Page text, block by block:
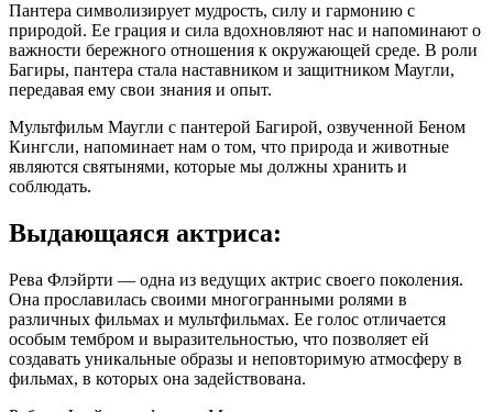
Пантера символизирует мудрость, силу и гармонию с
природой. Ее грация и сила вдохновляют нас и напоминают о
важности бережного отношения к окружающей среде. В роли
Багиры, пантера стала наставником и защитником Маугли,
передавая ему свои знания и опыт.
Мультфильм Маугли с пантерой Багирой, озвученной Беном
Кингсли, напоминает нам о том, что природа и животные
являются святынями, которые мы должны хранить и
соблюдать.
Выдающаяся актриса:
Рева Флэйрти — одна из ведущих актрис своего поколения.
Она прославилась своими многогранными ролями в
различных фильмах и мультфильмах. Ее голос отличается
особым тембром и выразительностью, что позволяет ей
создавать уникальные образы и неповторимую атмосферу в
фильмах, в которых она задействована.